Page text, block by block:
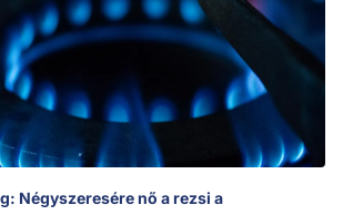
Négyszeresére nő a rezsi a